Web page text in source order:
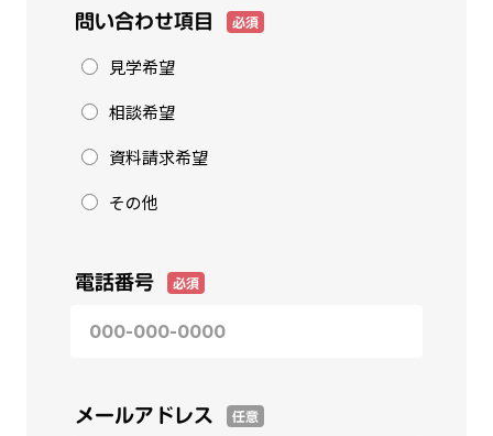
問い合わせ項目 必須
見学希望
相談希望
資料請求希望
その他
電話番号 必須
メールアドレス 任意